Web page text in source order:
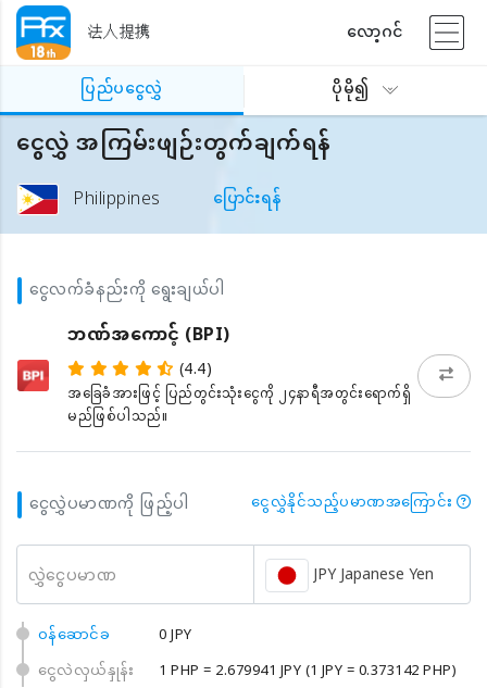
法人提携
လော့ဂင်
ပြည်ပငွေလွှဲ
ပိုမို၍
ငွေလွှဲ အကြမ်းဖျဉ်းတွက်ချက်ရန်
Philippines ပြောင်းရန်
ငွေလက်ခံနည်းကို ရွေးချယ်ပါ
ဘဏ်အကောင့် (BPI)
(4.4)
အခြေခံအားဖြင့် ပြည်တွင်းသုံးငွေကို ၂၄နာရီအတွင်းရောက်ရှိ
မည်ဖြစ်ပါသည်။
ငွေလွှဲပမာဏကို ဖြည့်ပါ ငွေလွှဲနိုင်သည့်ပမာဏအကြောင်း
လွှဲငွေပမာဏ JPY Japanese Yen
၀န်ဆောင်ခ
0 JPY
ငွေလဲလှယ်နှုန်း
1 PHP = 2.679941 JPY(1 JPY = 0.373142 PHP)